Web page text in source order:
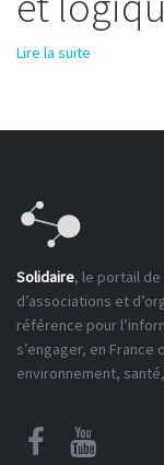
Lire la suite
Solidaire, le portail de
d’associations et
référence pour
s’engager, en France
environnement,